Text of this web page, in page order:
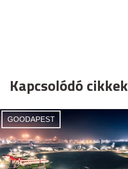
Kapcsolódó cikkek
GOODAPEST